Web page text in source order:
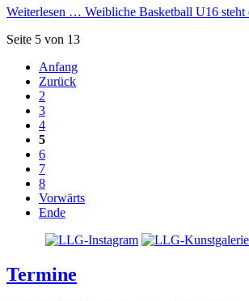
Weiterlesen … Weibliche Basketball U16
Seite 5 von 13
Anfang
Zurück
2
3
4
5
6
7
8
Vorwärts
Ende
Termine